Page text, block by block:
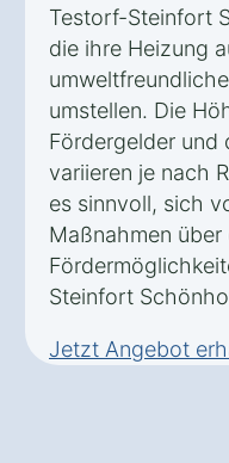
Testorf-Steinfort
die ihre Heizung
umstellen. Die
Fördergelder und
variieren je nach
es sinnvoll, sich
Maßnahmen
Steinfort
Jetzt Angebot